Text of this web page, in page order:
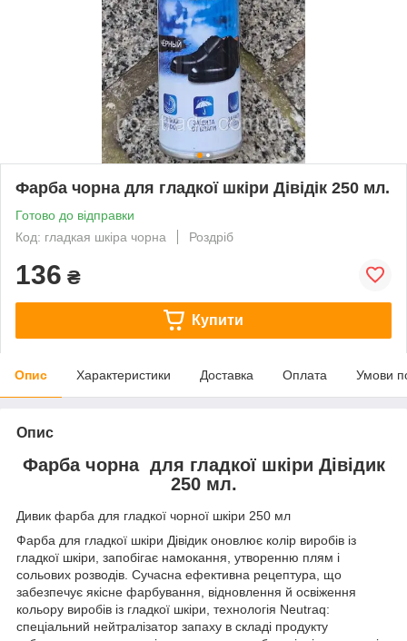
Фарба чорна для гладкої шкіри Дівідік 250 мл.
Готово до відправки
Код: гладкая шкіра чорна
Роздріб
136 ₴
Купити
Опис Характеристики Доставка Оплата Умови
Опис
Фарба чорна для гладкої шкіри Дівідик
250 мл.
Дивик фарба для гладкої чорної шкіри 250 мл
Фарба для гладкої шкіри Дівідик оновлює колір виробів із
гладкої шкіри, запобігає намокання, утворенню плям і
сольових розводів. Сучасна ефективна рецептура, що
забезпечує якісне фарбування, відновлення й освіження
кольору виробів із гладкої шкіри, технологія Neutraq:
спеціальний нейтралізатор запаху в складі продукту